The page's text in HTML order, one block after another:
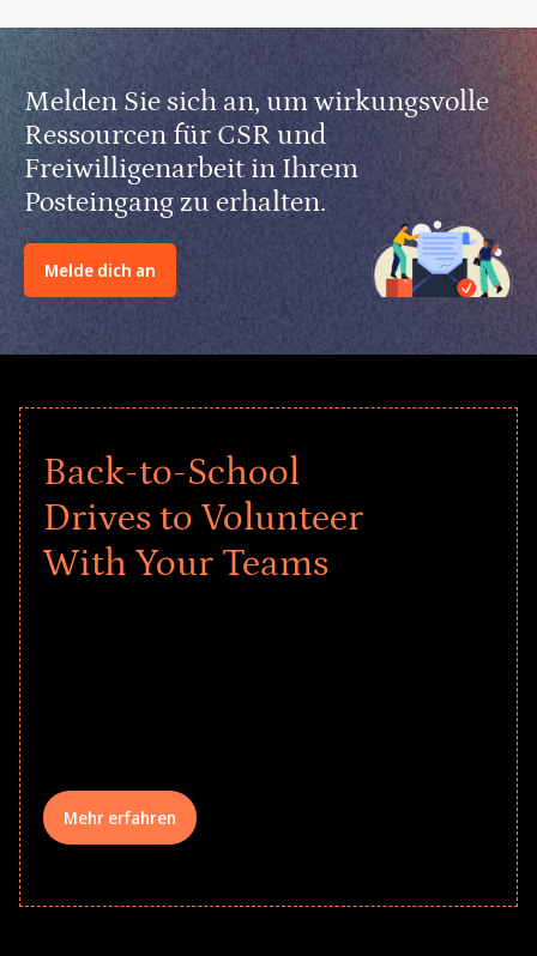
Melden Sie sich an, um wirkungsvolle
Ressourcen für CSR und
Freiwilligenarbeit in Ihrem
Posteingang zu erhalten.
Melde dich an
Back-to-School
Drives to Volunteer
With Your Teams
Mehr erfahren